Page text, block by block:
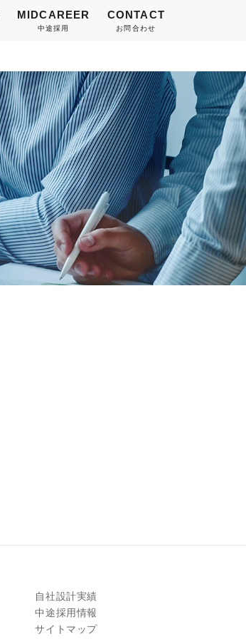
MIDCAREER
中途採用
CONTACT
お問合わせ
自社設計実績
中途採用情報
サイトマップ